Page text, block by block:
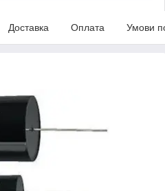
Доставка Оплата Умови